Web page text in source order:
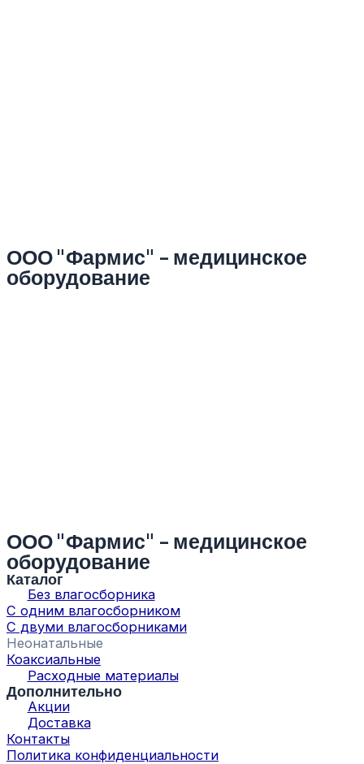
ООО "Фармис" - медицинское
оборудование
ООО "Фармис" - медицинское
оборудование
Каталог
Без влагосборника
С одним влагосборником
С двуми влагосборниками
Неонатальные
Коаксиальные
Расходные материалы
Дополнительно
Акции
Доставка
Контакты
Политика конфиденциальности